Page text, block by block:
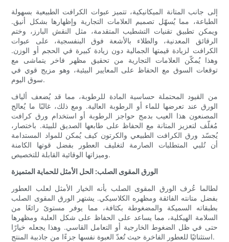
إلى جانب المتانة الميكانيكية، تتميز عبوات الكرافت الطبيعية بسهولة
الطباعة، مما يُسهّل تصميم العلامات التجارية وإظهارها بشكل أنيق.
ويمكن تطبيق تقنيات التشطيب المتقدمة، مثل النقش البارز، وختم
الرقائق المعدنية، والطلاء بالأشعة فوق البنفسجية، على عبوات
الكرافت لزيادة قيمتها الجمالية دون زيادة كبيرة في الحجم أو الوزن.
وهذا يُمكّن العلامات التجارية من تحقيق مظهر فاخر يتماشى مع
توقعات السوق مع الحفاظ على المعايير البيئية، وهو مزيج قوي في
سوق اليوم.
من القيود المحتملة حساسية المادة للرطوبة، مما قد يُضعف ألياف
الورق عند تعرضها للماء أو الرطوبة العالية. ومع ذلك، غالبًا ما يُعالج
المصنعون هذا العيب بدمج حواجز الرطوبة أو استخدام ورق كرافت
مُغلّف لتعزيز المتانة مع الحفاظ على طابعها الصديق للبيئة. باختصار،
يُجسّد ورق الكرافت الطبيعي والكرتون كيف يُمكن للمواد المستدامة
أن تُلبي المتطلبات الصارمة لتغليف العطور بفضل قوتها الكامنة
وميزاتها الوقائية القابلة للتخصيص.
الورق المقوى الصلب: الحل الأمثل للحماية المتميزة
لطالما عُرف الورق المقوى الصلب بأنه الخيار الأمثل لعلب العطور
بفضل متانته الفائقة ومظهره الكلاسيكي. يشتهر الورق المقوى الصلب
بطبقاته السميكة والمضغوطة بكثافة، مما يوفر مستوىً رائعًا من
السلامة الهيكلية، مما يساعد على الحفاظ على شكل العلبة ومظهرها
حتى في ظل الضغوط الخارجية أو التعامل القاسي. وهذا يجعله خيارًا
استثنائيًا للعطور الفاخرة حيث تُعدّ العبوة نفسها جزءًا من جاذبية المنتج.